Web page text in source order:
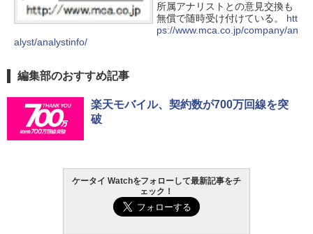
所属アナリストとの意見交換も
無償で随時受け付けている。 htt
ps://www.mca.co.jp/company/an
alyst/analystinfo/
編集部のおすすめ記事
楽天モバイル、契約数が700万回線を突
破
ケータイ Watchをフォローして最新記事をチ
ェック！